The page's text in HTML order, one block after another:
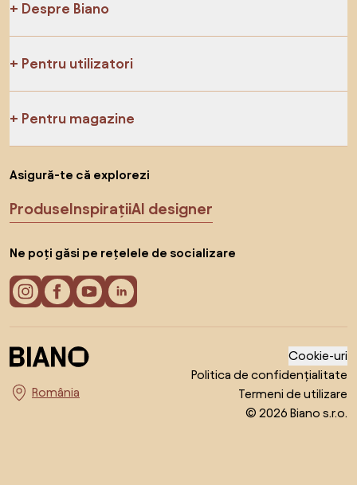
Despre Biano
Pentru utilizatori
Pentru magazine
Asigură-te că explorezi
ProduseInspirațiiAI designer
Ne poți găsi pe rețelele de socializare
Alege țara
Cookie-uri
Politica de confidențialitate
Termeni de utilizare
© 2026 Biano s.r.o.